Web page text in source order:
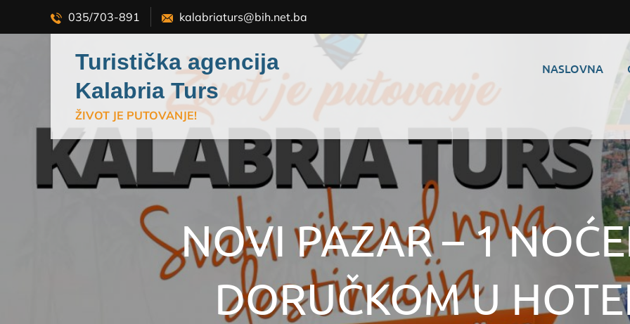
035/703-891 kalabriaturs@bih.net.ba
Turistička agencija
Kalabria Turs
ŽIVOT JE PUTOVANJE!
NASLOVNA
NOVI PAZAR – 1
DORUČKOM U